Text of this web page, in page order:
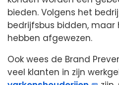
bieden. Volgens het
bedrijfsbus bidden, maar
hebben afgewezen.
Ook wees de Brand
veel klanten in zijn